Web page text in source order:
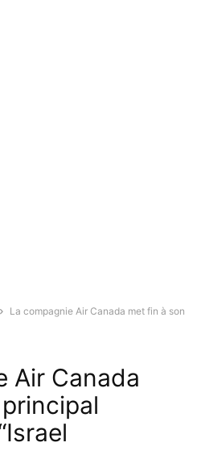
La compagnie Air Canada met fin à son
Air Canada